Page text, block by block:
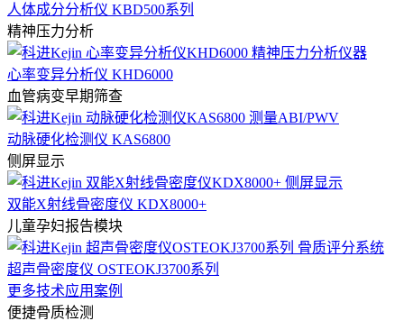
人体成分分析仪 KBD500系列
精神压力分析
心率变异分析仪 KHD6000
血管病变早期筛查
动脉硬化检测仪 KAS6800
侧屏显示
双能X射线骨密度仪 KDX8000+
儿童孕妇报告模块
超声骨密度仪 OSTEOKJ3700系列
更多技术应用案例
便捷骨质检测